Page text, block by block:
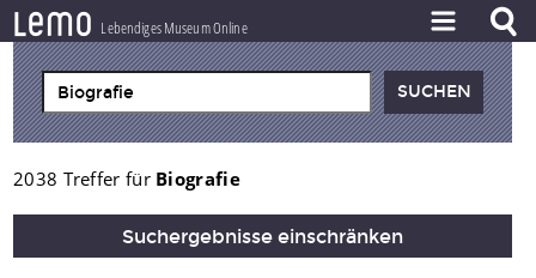
lemo Lebendiges Museum Online
ZEITSTRAHL
THEMEN
ZEITZEUGEN
BESTAND
2038 Treffer für Biografie
Suchergebnisse einschränken